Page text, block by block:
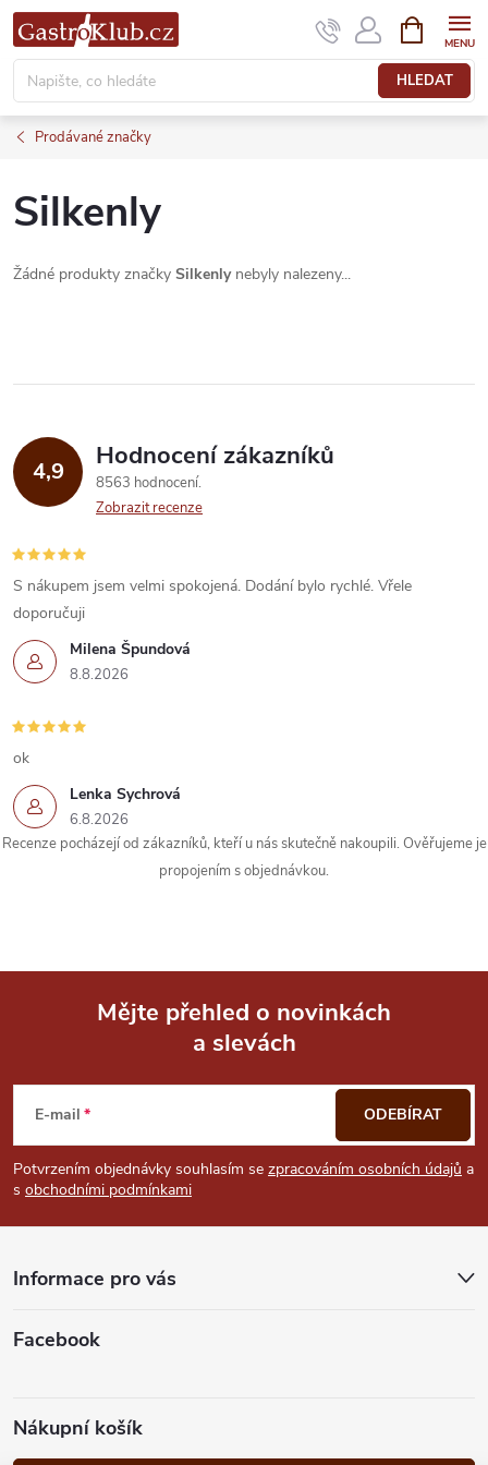
Přejít
na
obsah
HLEDAT
NÁKUPNÍ
KOŠÍK
Prodávané značky
Silkenly
Žádné produkty značky Silkenlynebyly nalezeny...
4,9 Hodnocení zákazníků
8563 hodnocení
Zobrazit recenze
Milena Špundová
8.8.2026
S nákupem jsem velmi spokojená. Dodání bylo rychlé. Vřele
doporučuji
Lenka Sychrová
6.8.2026
ok
Recenze pocházejí od zákazníků, kteří u nás skutečně nakoupili. Ověřujeme je
propojením s objednávkou.
p
a
Mějte přehled o novinkách
a slevách
E-mail
Potvrzením objednávky souhlasím se zpracováním osobních údajů a
s obchodními podmínkami
ODEBÍRAT
Informace pro vás
Facebook
Nákupní košík